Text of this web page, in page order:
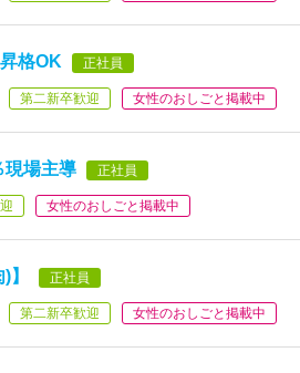
格OK 正社員
第二新卒歓迎 女性のおしごと掲載中
現場主導 正社員
女性のおしごと掲載中
正社員
第二新卒歓迎 女性のおしごと掲載中